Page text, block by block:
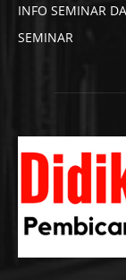
INFO SEMINAR
SEMINAR